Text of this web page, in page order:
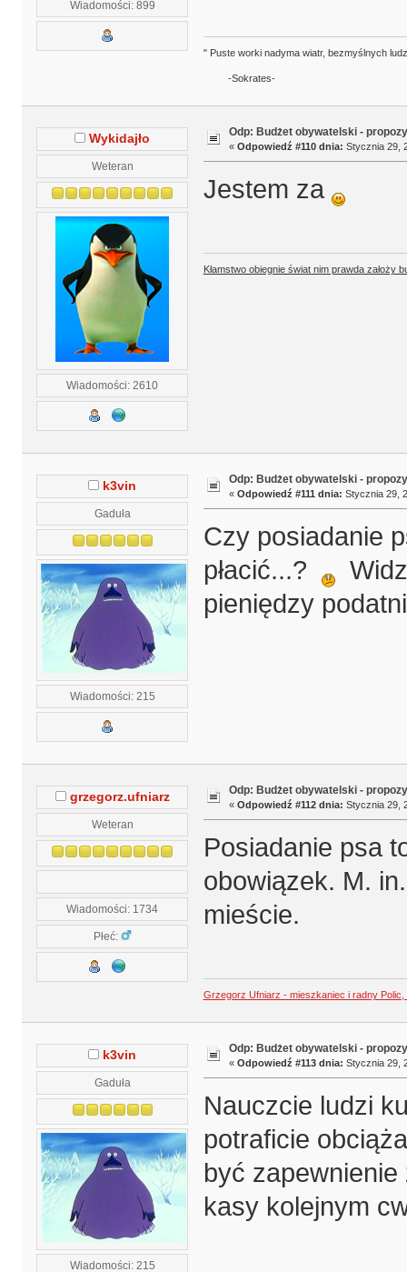
Wiadomości: 899
" Puste worki nadyma wiatr, bezmyślnych
-Sokrates-
Wykidajło
Weteran
Wiadomości: 2610
Odp: Budżet obywatelski -
« Odpowiedź #110 dnia: Stycznia 29,
Jestem za
Kłamstwo obiegnie świat nim prawda założy
k3vin
Gaduła
Wiadomości: 215
Odp: Budżet obywatelski -
« Odpowiedź #111 dnia: Stycznia 29,
Czy posiadanie
płacić...?
pieniędzy
grzegorz.ufniarz
Weteran
Wiadomości: 1734
Płeć:
Odp: Budżet obywatelski -
« Odpowiedź #112 dnia: Stycznia 29,
Posiadanie psa
obowiązek. M.
mieście.
Grzegorz Ufniarz - mieszkaniec i radny
k3vin
Gaduła
Wiadomości: 215
Odp: Budżet obywatelski -
« Odpowiedź #113 dnia: Stycznia 29,
Nauczcie ludzi
potraficie
być
kasy kolejnym